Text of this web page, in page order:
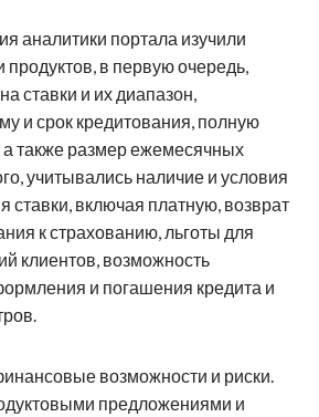
аналитики портала изучили
в первую очередь,
ставки и их диапазон,
и срок кредитования, полную
а также размер ежемесячных
учитывались наличие и условия
ставки, включая платную, возврат
к страхованию, льготы для
клиентов, возможность
и погашения кредита и
возможности и риски.
предложениями и